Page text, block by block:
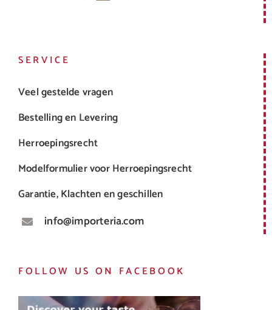
SERVICE
Veel gestelde vragen
Bestelling en Levering
Herroepingsrecht
Modelformulier voor Herroepingsrecht
Garantie, Klachten en geschillen
info@importeria.com
FOLLOW US ON FACEBOOK